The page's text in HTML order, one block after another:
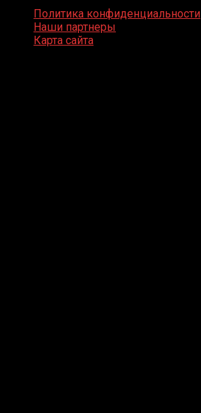
Политика конфиденциальности
Наши партнеры
Карта сайта